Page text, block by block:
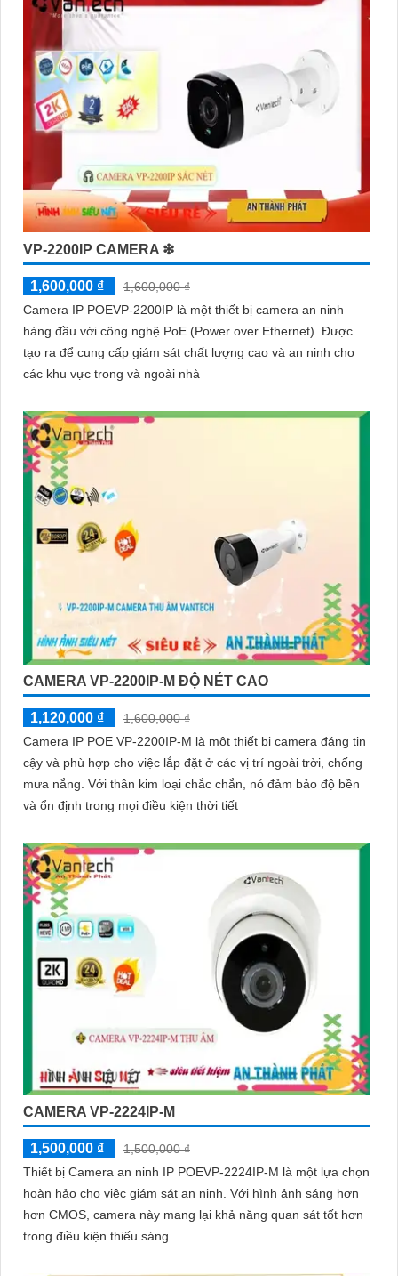
VP-2200IP CAMERA ❇
1,600,000 ₫
1,600,000 ₫
Camera IP POEVP-2200IP là một thiết bị camera an ninh
hàng đầu với công nghệ PoE (Power over Ethernet). Được
tạo ra để cung cấp giám sát chất lượng cao và an ninh cho
các khu vực trong và ngoài nhà
CAMERA VP-2200IP-M ĐỘ NÉT CAO
1,120,000 ₫
1,600,000 ₫
Camera IP POE VP-2200IP-M là một thiết bị camera đáng tin
cậy và phù hợp cho việc lắp đặt ở các vị trí ngoài trời, chống
mưa nắng. Với thân kim loại chắc chắn, nó đảm bảo độ bền
và ổn định trong mọi điều kiện thời tiết
CAMERA VP-2224IP-M
1,500,000 ₫
1,500,000 ₫
Thiết bị Camera an ninh IP POEVP-2224IP-M là một lựa chọn
hoàn hảo cho việc giám sát an ninh. Với hình ảnh sáng hơn
hơn CMOS, camera này mang lại khả năng quan sát tốt hơn
trong điều kiện thiếu sáng